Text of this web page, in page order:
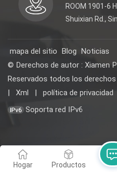
ROOM 1901-6
Shuixian Rd.,
mapa del sitio Blog Noticias
© Derechos de autor : Xiamen
Reservados todos los derechos
|
Xml |
política de privacidad
Soporta red IPv6
Hogar Productos